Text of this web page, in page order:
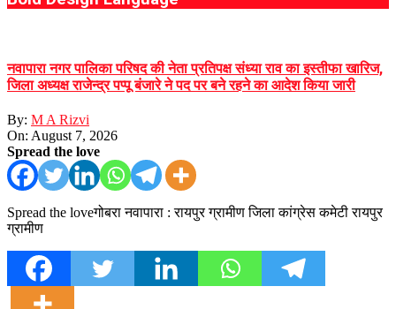
नवापारा नगर पालिका परिषद की नेता प्रतिपक्ष संध्या राव का इस्तीफा खारिज,
जिला अध्यक्ष राजेन्द्र पप्पू बंजारे ने पद पर बने रहने का आदेश किया जारी
By: M A Rizvi
On: August 7, 2026
Spread the love
Spread the loveगोबरा नवापारा : रायपुर ग्रामीण जिला कांग्रेस कमेटी रायपुर
ग्रामीण